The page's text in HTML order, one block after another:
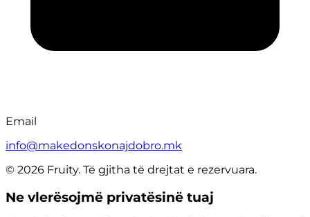
Email
info@makedonskonajdobro.mk
© 2026 Fruity. Të gjitha të drejtat e rezervuara.
Ne vlerësojmë privatësinë tuaj